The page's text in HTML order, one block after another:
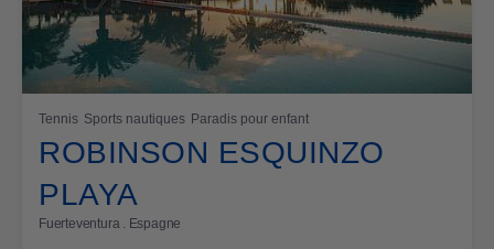
Tennis Sports nautiques Paradis pour enfant
ROBINSON ESQUINZO
PLAYA
Fuerteventura . Espagne